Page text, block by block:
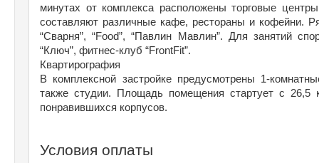
минутах от комплекса расположены торговые
составляют различные кафе, рестораны и кофейни.
“Сварня”, “Food”, “Павлин Мавлин”. Для занятий
“Ключ”, фитнес-клуб “FrontFit”.
Квартирография
В комплексной застройке предусмотрены 1-
также студии. Площадь помещения стартует с
понравившихся корпусов.
Условия оплаты